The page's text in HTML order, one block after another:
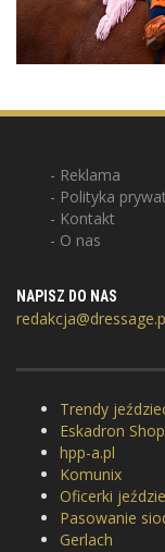
Reklama
Polityka
Kontakt
O nas
NAPISZ DO NAS
Trendy
Eskadron Shop
hpp-a.pl
Komunix
Oficerki
Pasowanie
Gerlach